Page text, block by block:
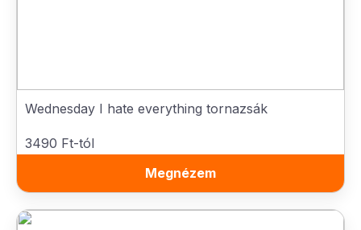
Wednesday I hate everything tornazsák
3490 Ft-tól
Megnézem